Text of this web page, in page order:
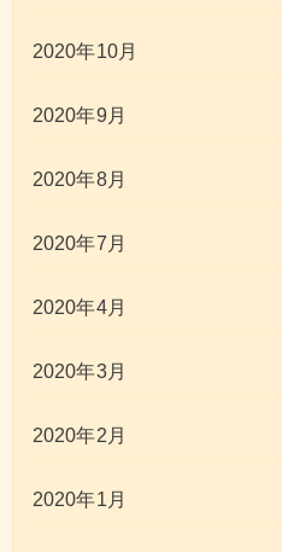
2020年10月
2020年9月
2020年8月
2020年7月
2020年4月
2020年3月
2020年2月
2020年1月